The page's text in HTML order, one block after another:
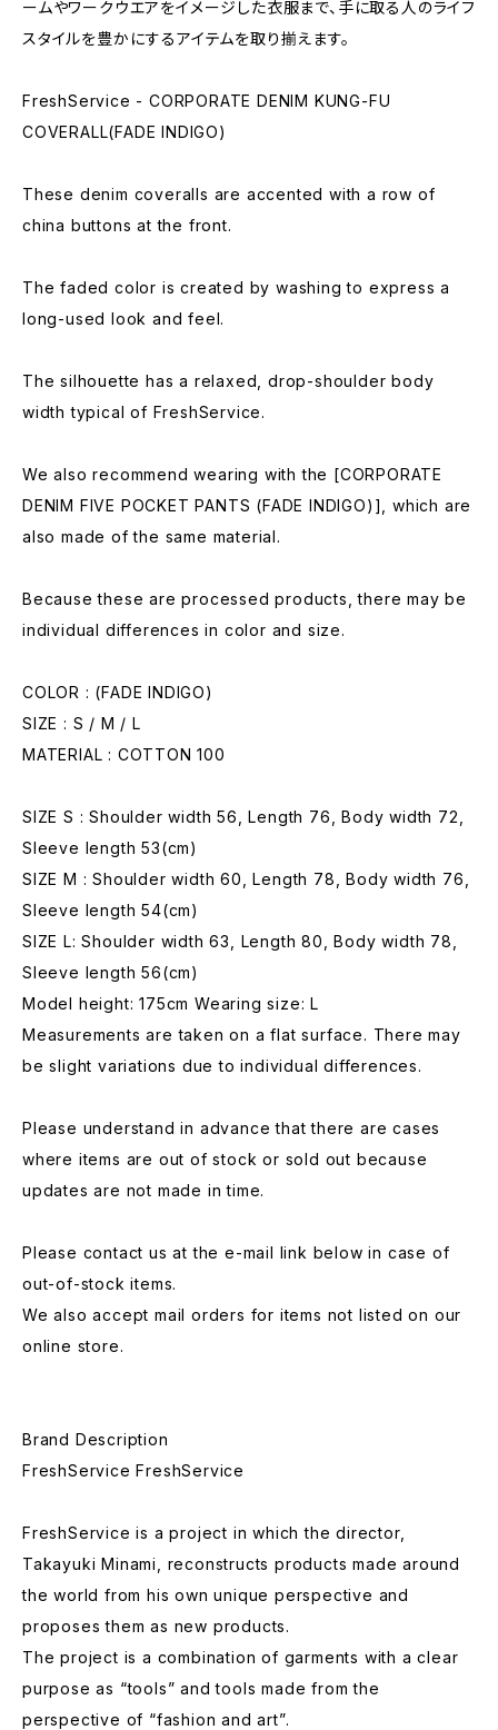
ームやワークウエアをイメージした衣服まで、手に取る人のライフ
スタイルを豊かにするアイテムを取り揃えます。
FreshService - CORPORATE DENIM KUNG-FU
COVERALL(FADE INDIGO)
These denim coveralls are accented with a row of
china buttons at the front.
The faded color is created by washing to express a
long-used look and feel.
The silhouette has a relaxed, drop-shoulder body
width typical of FreshService.
We also recommend wearing with the [CORPORATE
DENIM FIVE POCKET PANTS (FADE INDIGO)], which are
also made of the same material.
Because these are processed products, there may be
individual differences in color and size.
COLOR : (FADE INDIGO)
SIZE : S / M / L
MATERIAL : COTTON 100
SIZE S : Shoulder width 56, Length 76, Body width 72,
Sleeve length 53(cm)
SIZE M : Shoulder width 60, Length 78, Body width 76,
Sleeve length 54(cm)
SIZE L: Shoulder width 63, Length 80, Body width 78,
Sleeve length 56(cm)
Model height: 175cm Wearing size: L
Measurements are taken on a flat surface. There may
be slight variations due to individual differences.
Please understand in advance that there are cases
where items are out of stock or sold out because
updates are not made in time.
Please contact us at the e-mail link below in case of
out-of-stock items.
We also accept mail orders for items not listed on our
online store.
Brand Description
FreshService FreshService
FreshService is a project in which the director,
Takayuki Minami, reconstructs products made around
the world from his own unique perspective and
proposes them as new products.
The project is a combination of garments with a clear
purpose as “tools” and tools made from the
perspective of “fashion and art”.